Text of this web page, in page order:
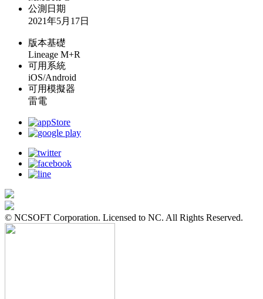
公測日期
2021年5月17日
版本基礎
Lineage M+R
可用系統
iOS/Android
可用模擬器
雷電
© NCSOFT Corporation. Licensed to NC. All Rights Reserved.